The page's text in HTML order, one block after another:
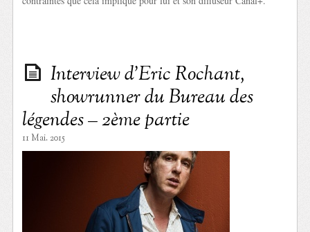
Interview d’Eric Rochant,
showrunner du Bureau des
légendes – 2ème partie
11 Mai. 2015